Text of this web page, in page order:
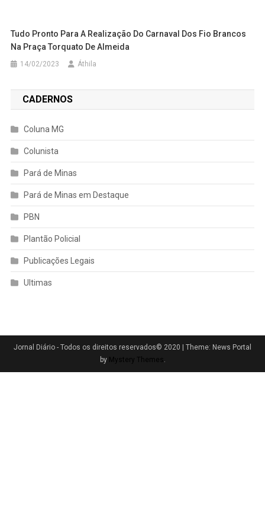
Tudo Pronto Para A Realização Do Carnaval Dos Fio Brancos
Na Praça Torquato De Almeida
14/02/2023 Áthila
CADERNOS
Coluna MG
Colunista
Pará de Minas
Pará de Minas em Destaque
PBN
Plantão Policial
Publicações Legais
Ultimas
Jornal Diário - Todos os direitos reservados© 2020
Theme: News Portal
by Mystery Themes .